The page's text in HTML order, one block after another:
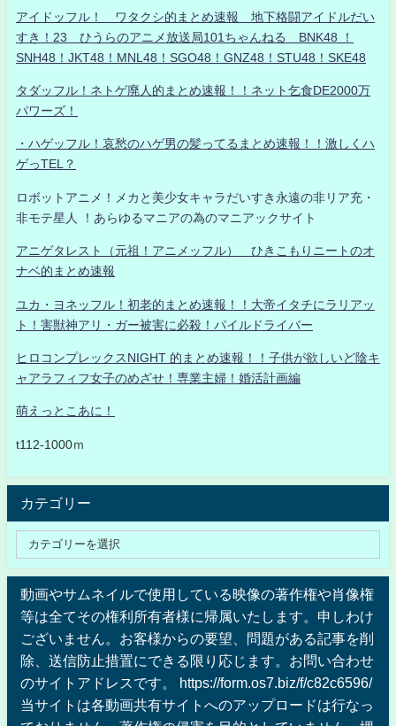
アイドッフル！ ワタクシ的まとめ速報 地下格闘アイドルだい
すき！23 ひうらのアニメ放送局101ちゃんねる BNK48 ！
SNH48！JKT48！MNL48！SGO48！GNZ48！STU48！SKE48
タダッフル！ネトゲ廃人的まとめ速報！！ネット乞食DE2000万
パワーズ！
・ハゲッフル！哀愁のハゲ男の髪ってるまとめ速報！！激しくハ
ゲっTEL？
ロボットアニメ！メカと美少女キャラだいすき永遠の非リア充・
非モテ星人 ！あらゆるマニアの為のマニアックサイト
アニゲタレスト（元祖！アニメッフル） ひきこもりニートのオ
ナベ的まとめ速報
ユカ・ヨネッフル！初老的まとめ速報！！大帝イタチにラリアッ
ト！害獣神アリ・ガー被害に必殺！パイルドライバー
ヒロコンプレックスNIGHT 的まとめ速報！！子供が欲しいど陰キ
ャアラフィフ女子のめざせ！専業主婦！婚活計画編
萌えっとこあに！
t112-1000ｍ
カテゴリー
動画やサムネイルで使用している映像の著作権や肖像権
等は全てその権利所有者様に帰属いたします。申しわけ
ございません。お客様からの要望、問題がある記事を削
除、送信防止措置にできる限り応じます。お問い合わせ
のサイトアドレスです。 https://form.os7.biz/f/c82c6596/
当サイトは各動画共有サイトへのアップロードは行なっ